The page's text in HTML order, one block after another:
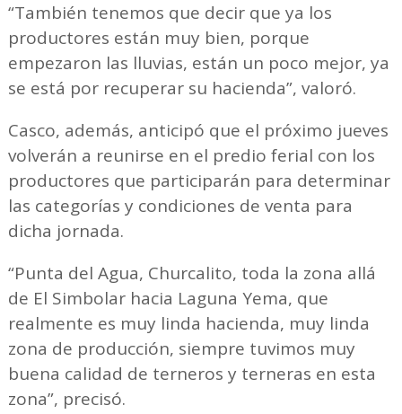
“También tenemos que decir que ya los
productores están muy bien, porque
empezaron las lluvias, están un poco mejor, ya
se está por recuperar su hacienda”, valoró.
Casco, además, anticipó que el próximo jueves
volverán a reunirse en el predio ferial con los
productores que participarán para determinar
las categorías y condiciones de venta para
dicha jornada.
“Punta del Agua, Churcalito, toda la zona allá
de El Simbolar hacia Laguna Yema, que
realmente es muy linda hacienda, muy linda
zona de producción, siempre tuvimos muy
buena calidad de terneros y terneras en esta
zona”, precisó.